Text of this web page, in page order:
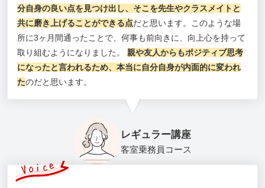
分自身の良い点を見つけ出し、そこを先生やクラスメイトと
共に磨き上げることができる点だと思います。このような場
所に3ヶ月間通ったことで、何事も前向きに、向上心を持って
取り組むようになりました。 親や友人からもポジティブ思考
になったと言われるため、本当に自分自身が内面的に変われ
たのだと思います。
レギュラー講座
客室乗務員コース